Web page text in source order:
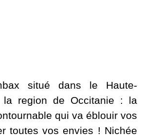
situé dans le Haute-
la region de Occitanie : la
qui va éblouir vos
toutes vos envies ! Nichée